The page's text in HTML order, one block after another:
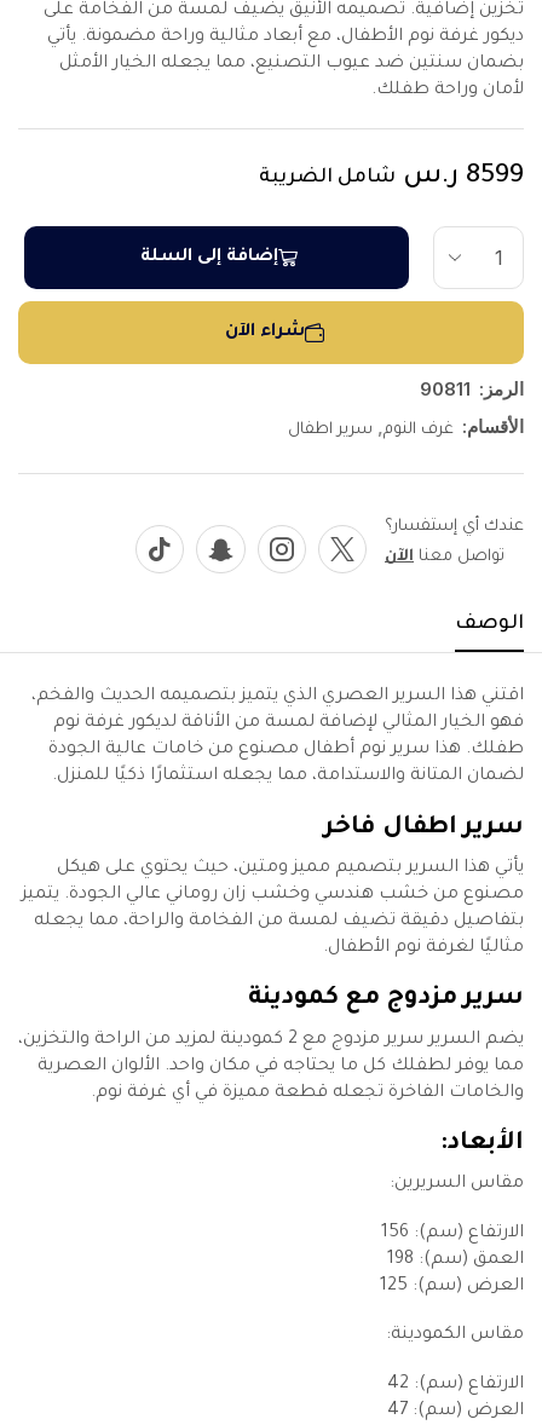
تخزين إضافية. تصميمه الأنيق يضيف لمسة من الفخامة على
ديكور غرفة نوم الأطفال، مع أبعاد مثالية وراحة مضمونة. يأتي
بضمان سنتين ضد عيوب التصنيع، مما يجعله الخيار الأمثل
لأمان وراحة طفلك.
8599 ر.س شامل الضريبة
إضافة إلى السلة
شراء الآن
الرمز: 90811
الأقسام: غرف النوم, سرير اطفال
عندك أي إستفسار؟
تواصل معنا الآن
الوصف
اقتني هذا السرير العصري الذي يتميز بتصميمه الحديث والفخم،
فهو الخيار المثالي لإضافة لمسة من الأناقة لديكور غرفة نوم
طفلك. هذا سرير نوم أطفال مصنوع من خامات عالية الجودة
لضمان المتانة والاستدامة، مما يجعله استثمارًا ذكيًا للمنزل.
سرير اطفال فاخر
يأتي هذا السرير بتصميم مميز ومتين، حيث يحتوي على هيكل
مصنوع من خشب هندسي وخشب زان روماني عالي الجودة. يتميز
بتفاصيل دقيقة تضيف لمسة من الفخامة والراحة، مما يجعله
مثاليًا لغرفة نوم الأطفال.
سرير مزدوج مع كمودينة
يضم السرير سرير مزدوج مع 2 كمودينة لمزيد من الراحة والتخزين،
مما يوفر لطفلك كل ما يحتاجه في مكان واحد. الألوان العصرية
والخامات الفاخرة تجعله قطعة مميزة في أي غرفة نوم.
الأبعاد:
مقاس السريرين:
الارتفاع (سم): 156
العمق (سم): 198
العرض (سم): 125
مقاس الكمودينة:
الارتفاع (سم): 42
العرض (سم): 47